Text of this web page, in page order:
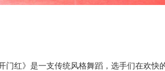
门红》是一支传统风格舞蹈，选手们在欢快